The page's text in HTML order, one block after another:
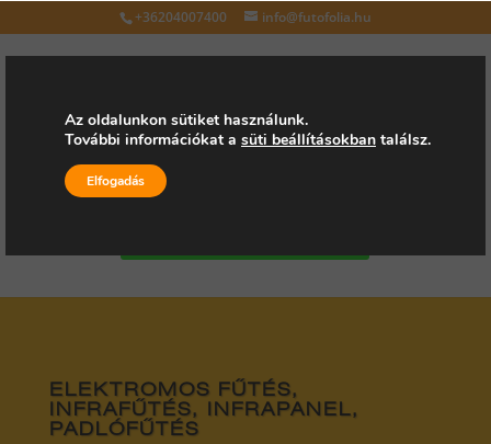
+36204007400 info@futofolia.hu
Válasszon oldalt
ELEKTROMOS FŰTÉS,
INFRAFŰTÉS, INFRAPANEL,
PADLÓFŰTÉS
Az oldalunkon sütiket használunk.
További információkat a süti beállításokban találsz.
Elfogadás